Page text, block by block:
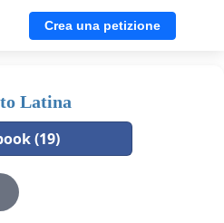
Crea una petizione
Latina
(19)